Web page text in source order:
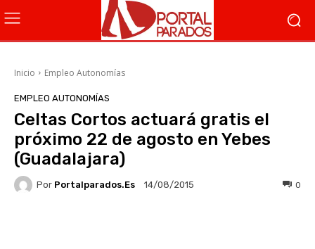
Inicio Empleo Autonomías
EMPLEO AUTONOMÍAS
Celtas Cortos actuará gratis el
próximo 22 de agosto en Yebes
(Guadalajara)
Por Portalparados.es 14/08/2015 0